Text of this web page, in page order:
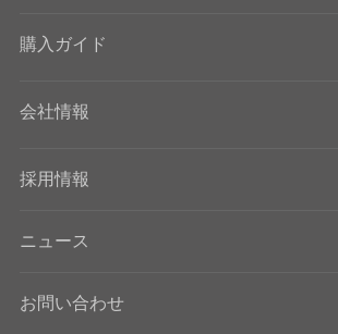
購入ガイド
会社情報
採用情報
ニュース
お問い合わせ